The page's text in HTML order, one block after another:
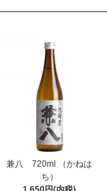
兼八 720ml （かねは
ち）